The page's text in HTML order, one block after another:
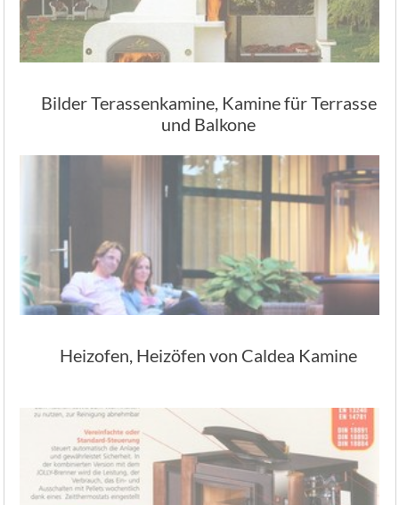
Bilder Terassenkamine, Kamine für Terrasse
und Balkone
Heizofen, Heizöfen von Caldea Kamine